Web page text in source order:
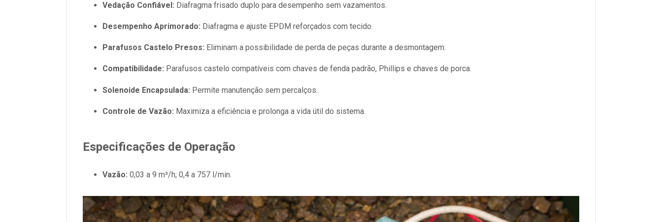
Vedação Confiável: Diafragma frisado duplo para desempenho sem vazamentos.
Desempenho Aprimorado: Diafragma e ajuste EPDM reforçados com tecido.
Parafusos Castelo Presos: Eliminam a possibilidade de perda de peças durante a desmontagem.
Compatibilidade: Parafusos castelo compatíveis com chaves de fenda padrão, Phillips e chaves de porca.
Solenoide Encapsulada: Permite manutenção sem percalços.
Controle de Vazão: Maximiza a eficiência e prolonga a vida útil do sistema.
Especificações de Operação
Vazão: 0,03 a 9 m³/h; 0,4 a 757 l/min.